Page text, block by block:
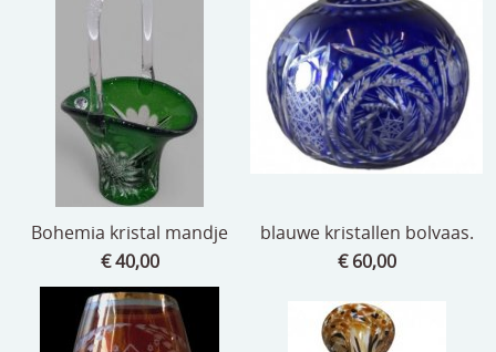
Bohemia kristal mandje
€ 40,00
blauwe kristallen bolvaas.
€ 60,00